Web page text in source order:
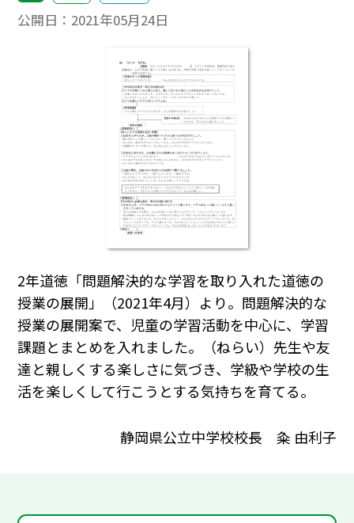
公開日： 2021年05月24日
2年道徳「問題解決的な学習を取り入れた道徳の
授業の展開」（2021年4月）より。問題解決的な
授業の展開案で、児童の学習活動を中心に、学習
課題とまとめを入れました。（ねらい）先生や友
達と親しくする楽しさに気づき、学級や学校の生
活を楽しくして行こうとする気持ちを育てる。
静岡県公立中学校校長 粂 由利子